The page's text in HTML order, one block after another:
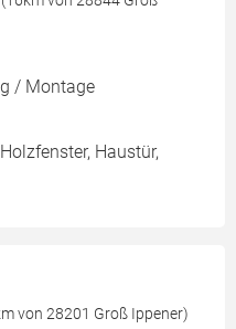
/ Montage
Haustür,
von 28201 Groß Ippener)